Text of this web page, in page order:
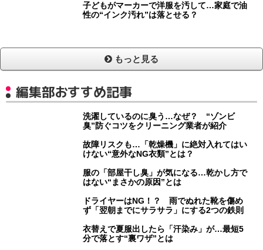
子どもがマーカーで洋服を汚して…家庭で油
性の“インク汚れ”は落とせる？
もっと見る
編集部おすすめ記事
洗濯しているのに臭う…なぜ？ “ゾンビ
臭”防ぐコツをクリーニング業者が紹介
故障リスクも…「乾燥機」に絶対入れてはい
けない“意外なNG衣類”とは？
服の「部屋干し臭」が気になる…乾かし方で
はない“まさかの原因”とは
ドライヤーはNG！？ 雨でぬれた靴を傷め
ず「翌朝までにサラサラ」にする2つの鉄則
衣替えで夏服出したら「汗染み」が…最短5
分で落とす“裏ワザ”とは